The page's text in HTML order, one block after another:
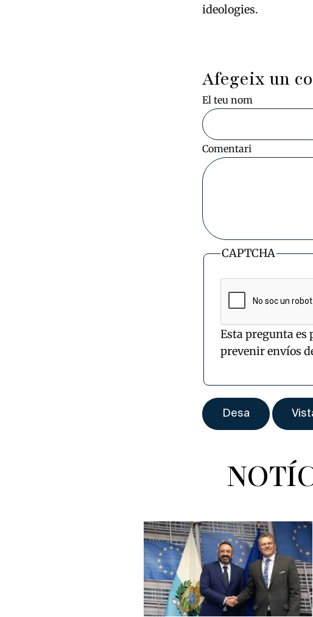
ideologies.
Afegeix un
El teu nom
Comentari
CAPTCHA
Esta pregunta
prevenir envíos